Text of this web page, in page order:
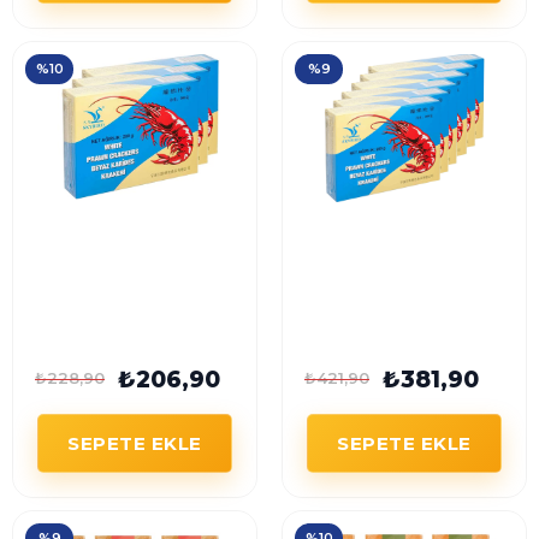
₺206,90
₺228,90
SEPETE EKLE
%10
₺381,90
₺421,90
SEPETE EKLE
%9